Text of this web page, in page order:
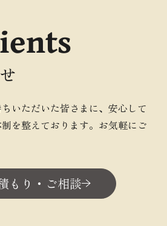
いただいた皆さまに、安心して
を整えております。お気軽にご
もり・ご相談